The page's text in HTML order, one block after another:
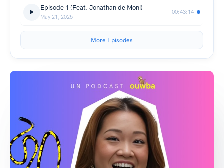
Episode 1 (Feat. Jonathan de Moni)
May 21, 2025
00:43:14
More Episodes